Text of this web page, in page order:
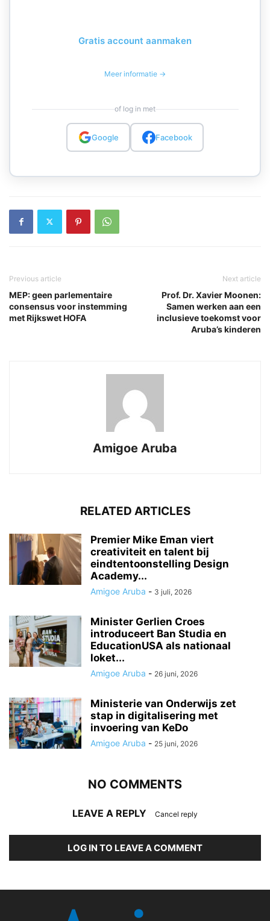
Gratis account aanmaken
Meer informatie →
of log in met
Google Facebook
Previous article
MEP: geen parlementaire
consensus voor instemming
met Rijkswet HOFA
Next article
Prof. Dr. Xavier Moonen:
Samen werken aan een
inclusieve toekomst voor
Aruba’s kinderen
Amigoe Aruba
RELATED ARTICLES
Premier Mike Eman viert
creativiteit en talent bij
eindtentoonstelling Design
Academy...
Amigoe Aruba - 3 juli, 2026
Minister Gerlien Croes
introduceert Ban Studia en
EducationUSA als nationaal
loket...
Amigoe Aruba - 26 juni, 2026
Ministerie van Onderwijs zet
stap in digitalisering met
invoering van KeDo
Amigoe Aruba - 25 juni, 2026
NO COMMENTS
LEAVE A REPLY Cancel reply
LOG IN TO LEAVE A COMMENT